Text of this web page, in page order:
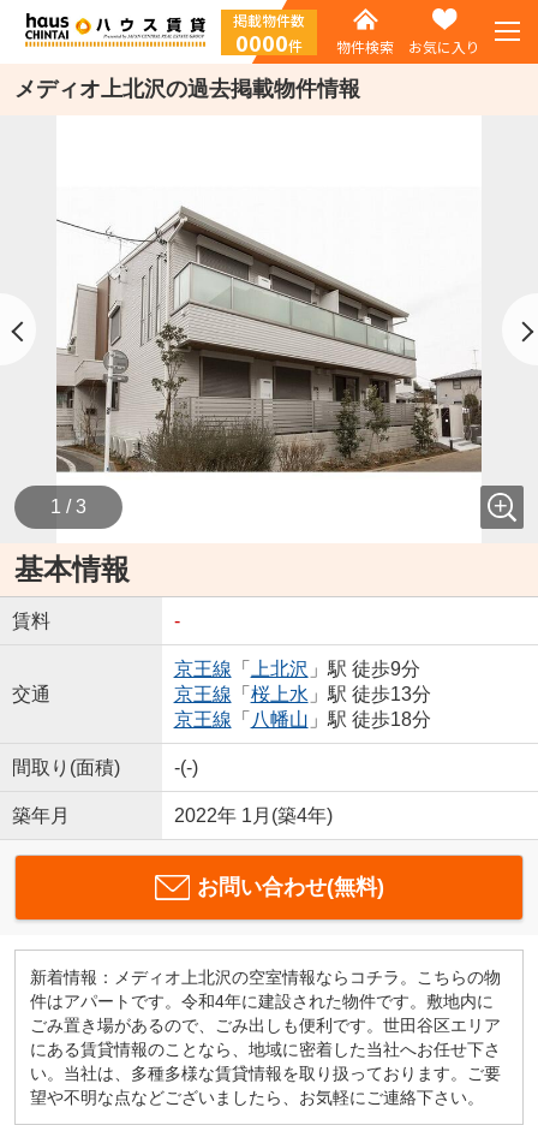
掲載物件数
0000件 物件検索 お気に入り
メディオ上北沢の過去掲載物件情報
1 / 3
基本情報
賃料 -
交通
京王線 「 上北沢 」駅 徒歩9分
京王線 「 桜上水 」駅 徒歩13分
京王線 「 八幡山 」駅 徒歩18分
間取り(面積) -(-)
築年月 2022年 1月(築4年)
お問い合わせ(無料)
新着情報：メディオ上北沢の空室情報ならコチラ。こちらの物
件はアパートです。令和4年に建設された物件です。敷地内に
ごみ置き場があるので、ごみ出しも便利です。世田谷区エリア
にある賃貸情報のことなら、地域に密着した当社へお任せ下さ
い。当社は、多種多様な賃貸情報を取り扱っております。ご要
望や不明な点などございましたら、お気軽にご連絡下さい。